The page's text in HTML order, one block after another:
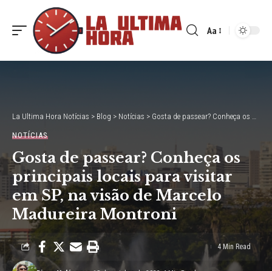
Font
Aa
La Ultima Hora Notícias > Blog > Notícias > Gosta de passear? Conheça os principais locais para visitar em SP, na visão de Marcelo Madureira Montroni
NOTÍCIAS
Gosta de passear? Conheça os
principais locais para visitar
em SP, na visão de Marcelo
Madureira Montroni
4 Min Read